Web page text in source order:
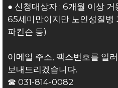
● 신청대상자 : 6개월 이상
65세미만이지만 노인성질병
파킨슨 등)
이메일 주소, 팩스번호를 일
보내드리겠습니다.
☎031-814-0082